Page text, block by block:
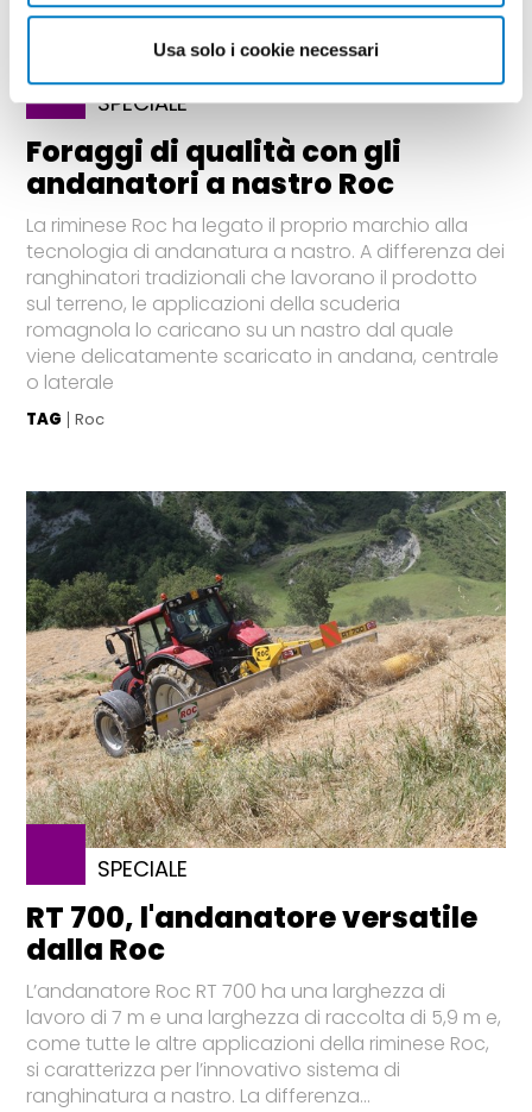
Usa solo i cookie necessari
SPECIALE
Foraggi di qualità con gli
andanatori a nastro Roc
La riminese Roc ha legato il proprio marchio alla
tecnologia di andanatura a nastro. A differenza dei
ranghinatori tradizionali che lavorano il prodotto
sul terreno, le applicazioni della scuderia
romagnola lo caricano su un nastro dal quale
viene delicatamente scaricato in andana, centrale
o laterale
TAG Roc
SPECIALE
RT 700, l'andanatore versatile
dalla Roc
L’andanatore Roc RT 700 ha una larghezza di
lavoro di 7 m e una larghezza di raccolta di 5,9 m e,
come tutte le altre applicazioni della riminese Roc,
si caratterizza per l’innovativo sistema di
ranghinatura a nastro. La differenza...